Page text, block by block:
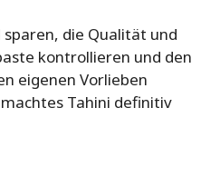
die Qualität und
kontrollieren und den
eigenen Vorlieben
Tahini definitiv